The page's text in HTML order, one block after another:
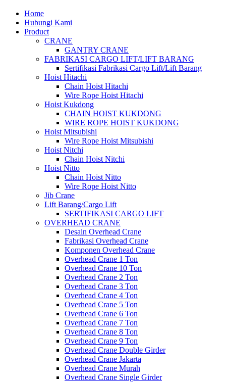
Home
Hubungi Kami
Product
CRANE
GANTRY CRANE
FABRIKASI CARGO LIFT/LIFT BARANG
Sertifikasi Fabrikasi Cargo Lift/Lift Barang
Hoist Hitachi
Chain Hoist Hitachi
Wire Rope Hoist Hitachi
Hoist Kukdong
CHAIN HOIST KUKDONG
WIRE ROPE HOIST KUKDONG
Hoist Mitsubishi
Wire Rope Hoist Mitsubishi
Hoist Nitchi
Chain Hoist Nitchi
Hoist Nitto
Chain Hoist Nitto
Wire Rope Hoist Nitto
Jib Crane
Lift Barang/Cargo Lift
SERTIFIKASI CARGO LIFT
OVERHEAD CRANE
Desain Overhead Crane
Fabrikasi Overhead Crane
Komponen Overhead Crane
Overhead Crane 1 Ton
Overhead Crane 10 Ton
Overhead Crane 2 Ton
Overhead Crane 3 Ton
Overhead Crane 4 Ton
Overhead Crane 5 Ton
Overhead Crane 6 Ton
Overhead Crane 7 Ton
Overhead Crane 8 Ton
Overhead Crane 9 Ton
Overhead Crane Double Girder
Overhead Crane Jakarta
Overhead Crane Murah
Overhead Crane Single Girder